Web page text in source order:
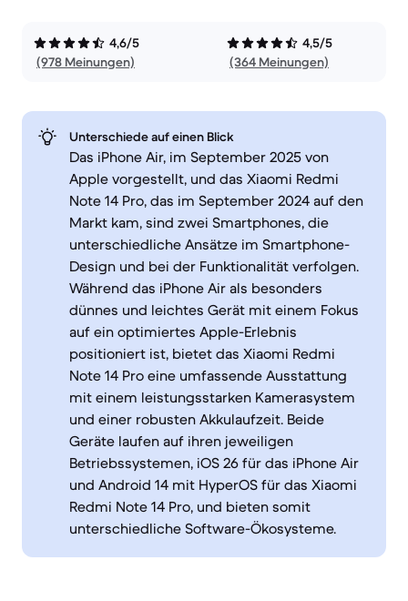
4,6/5
(978 Meinungen)
4,5/5
(364 Meinungen)
Unterschiede auf einen Blick
Das iPhone Air, im September 2025 von
Apple vorgestellt, und das Xiaomi Redmi
Note 14 Pro, das im September 2024 auf den
Markt kam, sind zwei Smartphones, die
unterschiedliche Ansätze im Smartphone-
Design und bei der Funktionalität verfolgen.
Während das iPhone Air als besonders
dünnes und leichtes Gerät mit einem Fokus
auf ein optimiertes Apple-Erlebnis
positioniert ist, bietet das Xiaomi Redmi
Note 14 Pro eine umfassende Ausstattung
mit einem leistungsstarken Kamerasystem
und einer robusten Akkulaufzeit. Beide
Geräte laufen auf ihren jeweiligen
Betriebssystemen, iOS 26 für das iPhone Air
und Android 14 mit HyperOS für das Xiaomi
Redmi Note 14 Pro, und bieten somit
unterschiedliche Software-Ökosysteme.